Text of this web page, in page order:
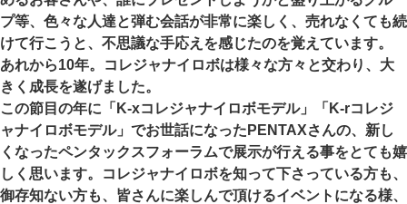
プ等、色々な人達と弾む会話が非常に楽しく、売れなくても続
けて行こうと、不思議な手応えを感じたのを覚えています。
あれから10年。コレジャナイロボは様々な方々と交わり、大
きく成長を遂げました。
この節目の年に「K-xコレジャナイロボモデル」「K-rコレジ
ャナイロボモデル」でお世話になったPENTAXさんの、新し
くなったペンタックスフォーラムで展示が行える事をとても嬉
しく思います。コレジャナイロボを知って下さっている方も、
御存知ない方も、皆さんに楽しんで頂けるイベントになる様、